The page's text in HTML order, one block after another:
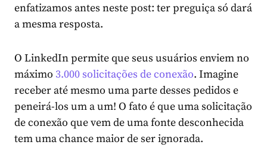
enfatizamos antes neste post: ter preguiça só dará
a mesma resposta.
O LinkedIn permite que seus usuários enviemno
máximo 3.000 solicitações de conexão. Imagine
receber até mesmo uma parte desses pedidos e
peneirá-los um a um! O fato é que uma solicitação
de conexão que vem de uma fonte desconhecida
tem uma chance maior de ser ignorada.